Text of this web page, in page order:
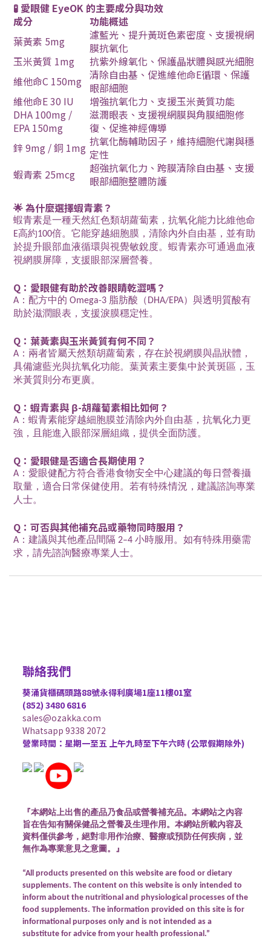
🧪 愛眼健 EyeOK 的主要成分與功效
成分
功能概述
葉黃素 5mg
濾藍光、提升黃斑色素密度、支援視網
膜抗氧化
玉米黃質 1mg
抗紫外線氧化、保護晶狀體與感光細胞
維他命C 150mg 清除自由基、促進維他命E循環、保護
眼部細胞
維他命E 30 IU
增強抗氧化力、支援玉米黃質功能
DHA 100mg /
EPA 150mg
滋潤眼表、支援視網膜與角膜細胞修
復、促進神經傳導
鋅 9mg / 銅 1mg 抗氧化酶輔助因子，維持細胞代謝與穩
定性
蝦青素 25mcg
超強抗氧化力、跨膜清除自由基、支援
眼部細胞整體防護
🌟 為什麼選擇蝦青素？
蝦青素是一種天然紅色類胡蘿蔔素，抗氧化能力比維他命
E高約100倍。它能穿越細胞膜，清除內外自由基，並有助
於提升眼部血液循環與視覺敏銳度。蝦青素亦可通過血液
視網膜屏障，支援眼部深層營養。
Q：愛眼健有助於改善眼睛乾澀嗎？
A：配方中的 Omega-3 脂肪酸（DHA/EPA）與透明質酸有
助於滋潤眼表，支援淚膜穩定性。
Q：葉黃素與玉米黃質有何不同？
A：兩者皆屬天然類胡蘿蔔素，存在於視網膜與晶狀體，
具備濾藍光與抗氧化功能。葉黃素主要集中於黃斑區，玉
米黃質則分布更廣。
Q：蝦青素與 β-胡蘿蔔素相比如何？
A：蝦青素能穿越細胞膜並清除內外自由基，抗氧化力更
強，且能進入眼部深層組織，提供全面防護。
Q：愛眼健是否適合長期使用？
A：愛眼健配方符合香港食物安全中心建議的每日營養攝
取量，適合日常保健使用。若有特殊情況，建議諮詢專業
人士。
Q：可否與其他補充品或藥物同時服用？
A：建議與其他產品間隔 2–4 小時服用。如有特殊用藥需
求，請先諮詢醫療專業人士。
聯絡我們
葵涌貨櫃碼頭路88號永得利廣場1座11樓01室
(852) 3480 6816
sales@ozakka.com
Whatsapp 9338 2072
營業時間：星期一至五 上午九時至下午六時 (公眾假期除外)
『本網站上出售的產品乃食品或營養補充品。本網站之內容
旨在告知有關保健品之營養及生理作用。本網站所載內容及
資料僅供參考，絕對非用作治療、醫療或預防任何疾病，並
無作為專業意見之意圖。』
“All products presented on this website are food or dietary
supplements. The content on this website is only intended to
inform about the nutritional and physiological processes of the
food supplements. The information provided on this site is for
informational purposes only and is not intended as a
substitute for advice from your health professional.”